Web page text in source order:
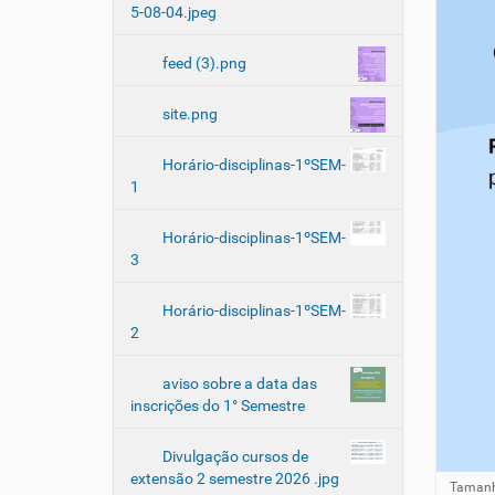
5-08-04.jpeg
feed (3).png
site.png
Horário-disciplinas-1ºSEM-
1
Horário-disciplinas-1ºSEM-
3
Horário-disciplinas-1ºSEM-
2
aviso sobre a data das
inscrições do 1° Semestre
Divulgação cursos de
extensão 2 semestre 2026 .jpg
Clique